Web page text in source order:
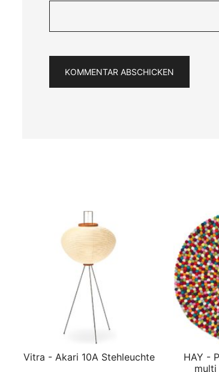
Vitra - Akari 10A Stehleuchte
HAY -
multi